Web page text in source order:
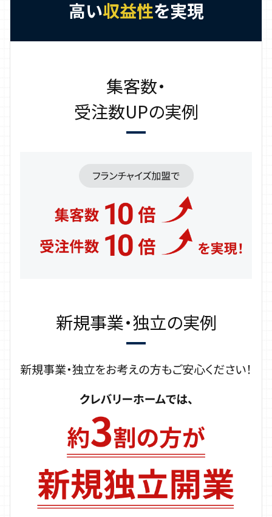
高い収益性を実現
集客数・
受注数UPの実例
新規事業・独立の実例